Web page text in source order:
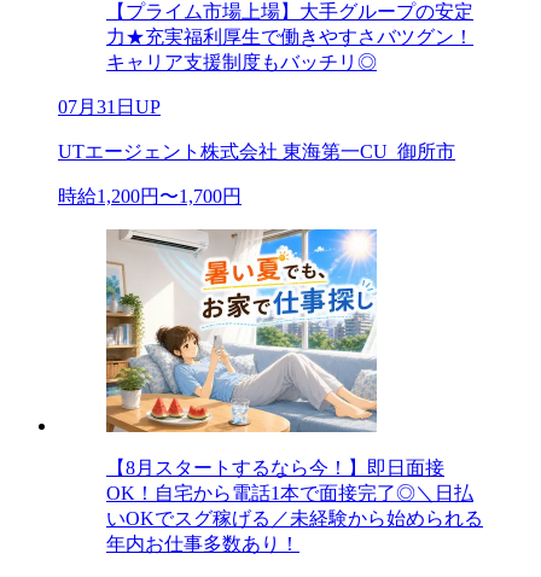
【プライム市場上場】大手グループの安定
力★充実福利厚生で働きやすさバツグン！
キャリア支援制度もバッチリ◎
07月31日UP
UTエージェント株式会社 東海第一CU_御所市
時給1,200円〜1,700円
【8月スタートするなら今！】即日面接
OK！自宅から電話1本で面接完了◎＼日払
いOKでスグ稼げる／未経験から始められる
年内お仕事多数あり！